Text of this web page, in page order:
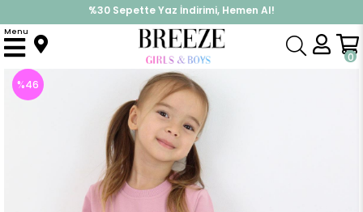
%30 Sepette Yaz İndirimi, Hemen Al!
İndirimlere ek %10 İndirimi Kap, Hemen Üye Ol!
0
Menu
Anasayfa Elbise Modelleri Uzun Kol Elbise
%46